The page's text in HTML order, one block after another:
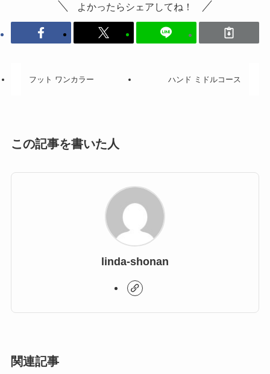
よかったらシェアしてね！
フット ワンカラー ハンド ミドルコース
この記事を書いた人
linda-shonan
関連記事